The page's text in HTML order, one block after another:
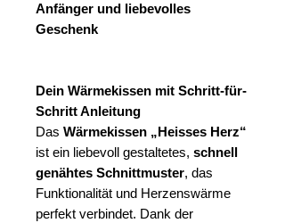
Anfänger und liebevolles
Geschenk
Dein Wärmekissen mit Schritt-für-
Schritt Anleitung
Das Wärmekissen „Heisses Herz“
ist ein liebevoll gestaltetes, schnell
genähtes Schnittmuster, das
Funktionalität und Herzenswärme
perfekt verbindet. Dank der